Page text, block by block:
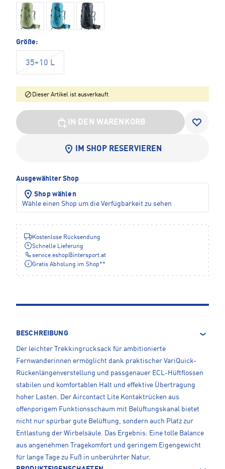
Größe:
35+10 L
Dieser Artikel ist ausverkauft
IN DEN WARENKORB
IM SHOP RESERVIEREN
Ausgewählter Shop
Shop wählen
Wähle einen Shop um die Verfügbarkeit zu sehen
Kostenlose Rücksendung
Schnelle Lieferung
service.eshop@intersport.at
Gratis Abholung im Shop**
BESCHREIBUNG
Der leichter Trekkingrucksack für ambitionierte
Fernwanderinnen ermöglicht dank praktischer VariQuick-
Rückenlängenverstellung und passgenauer ECL-Hüftflossen
stabilen und komfortablen Halt und effektive Übertragung
hoher Lasten. Der Aircontact Lite Kontaktrücken aus
offenporigem Funktionsschaum mit Belüftungskanal bietet
nicht nur spürbar gute Belüftung, sondern auch Platz zur
Entlastung der Wirbelsäule. Das Ergebnis: Eine tolle Balance
aus angenehmen Tragekomfort und geringem Eigengewicht
für lange Tage zu Fuß in unberührter Natur.